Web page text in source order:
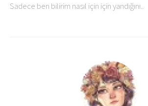
Sadece ben bilirim nasıl için için yandığını..